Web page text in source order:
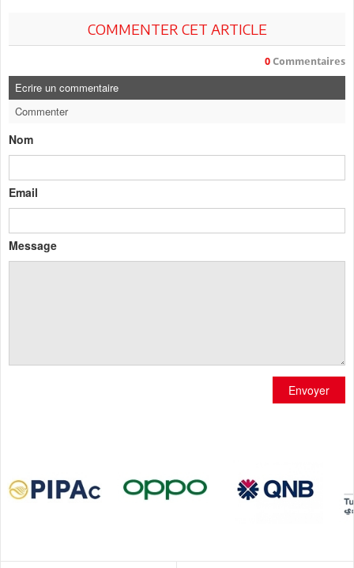
COMMENTER CET ARTICLE
0 Commentaires
Ecrire un commentaire
Commenter
Nom
Email
Message
Envoyer